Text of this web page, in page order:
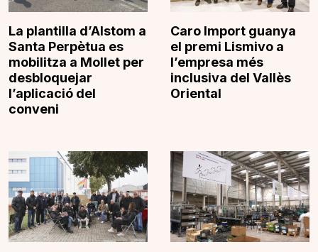
La plantilla d’Alstom a
Santa Perpètua es
mobilitza a Mollet per
desbloquejar
l’aplicació del
conveni
Caro Import guanya
el premi Lismivo a
l’empresa més
inclusiva del Vallès
Oriental